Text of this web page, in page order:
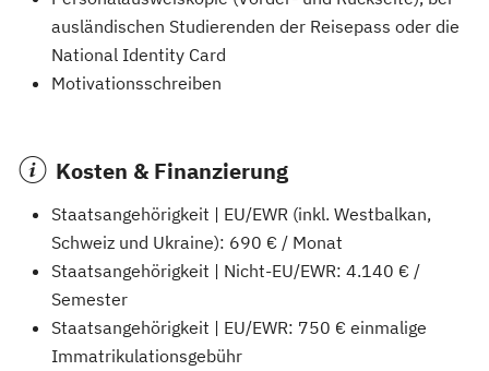
ausländischen Studierenden der Reisepass oder die
National Identity Card
Motivationsschreiben
Kosten & Finanzierung
Staatsangehörigkeit | EU/EWR (inkl. Westbalkan,
Schweiz und Ukraine): 690 € / Monat
Staatsangehörigkeit | Nicht-EU/EWR: 4.140 € /
Semester
Staatsangehörigkeit | EU/EWR: 750 € einmalige
Immatrikulationsgebühr